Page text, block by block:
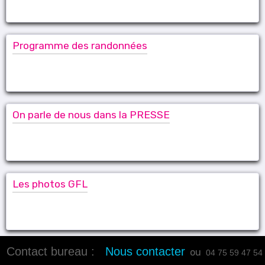
Programme des randonnées
On parle de nous dans la PRESSE
Les photos GFL
Contact bureau : Nous contacter ou 04 75 59 47